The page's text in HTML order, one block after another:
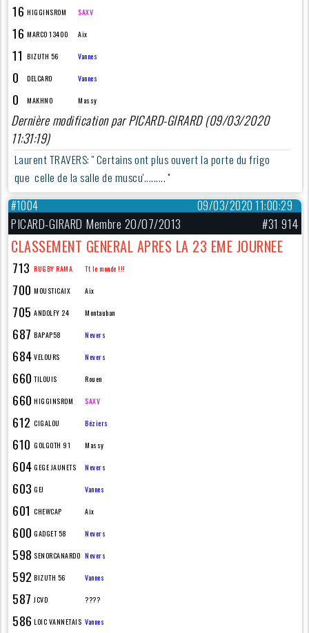
16 HIGGINSROM SAXV
16 MARCO 13400 Aix
11 BIZUTH 56 Vannes
0 DELCARO Vannes
0 MAKHNO Massy
Dernière modification par PICARD-GIRARD (09/03/2020
11:31:19)
Laurent TRAVERS: '' Certains ont plus ouvert la porte du frigo
que celle de la salle de muscu'......... ''
09/03/2020 11:00:29
#1004
PICARD-GIRARD Membre 20/07/2013 #31 914
CLASSEMENT GENERAL APRES LA 23 EME JOURNEE
713 RUGBY RAMA Tt le monde !!!
700 MOUSTICAIX Aix
705 ANDOLFY 24 Montauban
687 BAPAP58 Nevers
684 VELOURS Nevers
660 TILOUIS Rouen
660 HIGGINSROM SAXV
612 CIGALOU Béziers
610 GOLGOTH 91 Massy
604 GEGE JAUNETS Nevers
603 GEJ Vannes
601 CHEWCAP Aix
600 GADGET 58 Nevers
598 SENORCANARDO Nevers
592 BIZUTH 56 Vannes
587 JCVD ????
586 LOIC VANNETAIS Vannes